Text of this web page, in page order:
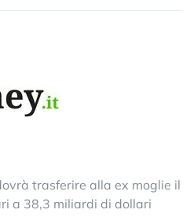
trasferire alla ex moglie il
a 38,3 miliardi di dollari